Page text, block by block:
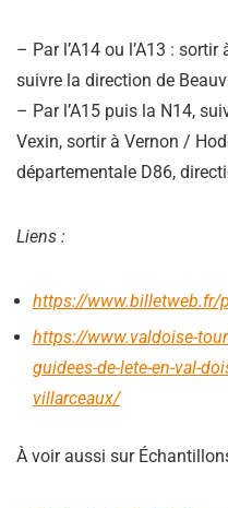
– Par l’A14 ou l’A13 : sortir
suivre la direction de
– Par l’A15 puis la N14,
Vexin, sortir à Vernon /
départementale D86,
Liens :
https://www.billetweb.fr/
https://www.valdoise-
guidees-de-lete-en-val-
villarceaux/
À voir aussi sur